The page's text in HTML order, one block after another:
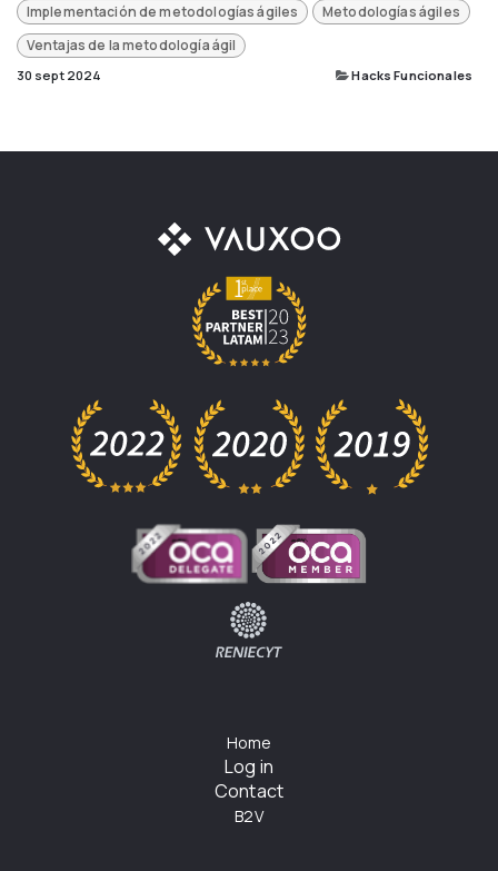
Implementación de metodologías ágiles
Metodologías ágiles
Ventajas de la metodología ágil
30 sept 2024 Hacks Funcionales
Home
Log in
Contact
B2V